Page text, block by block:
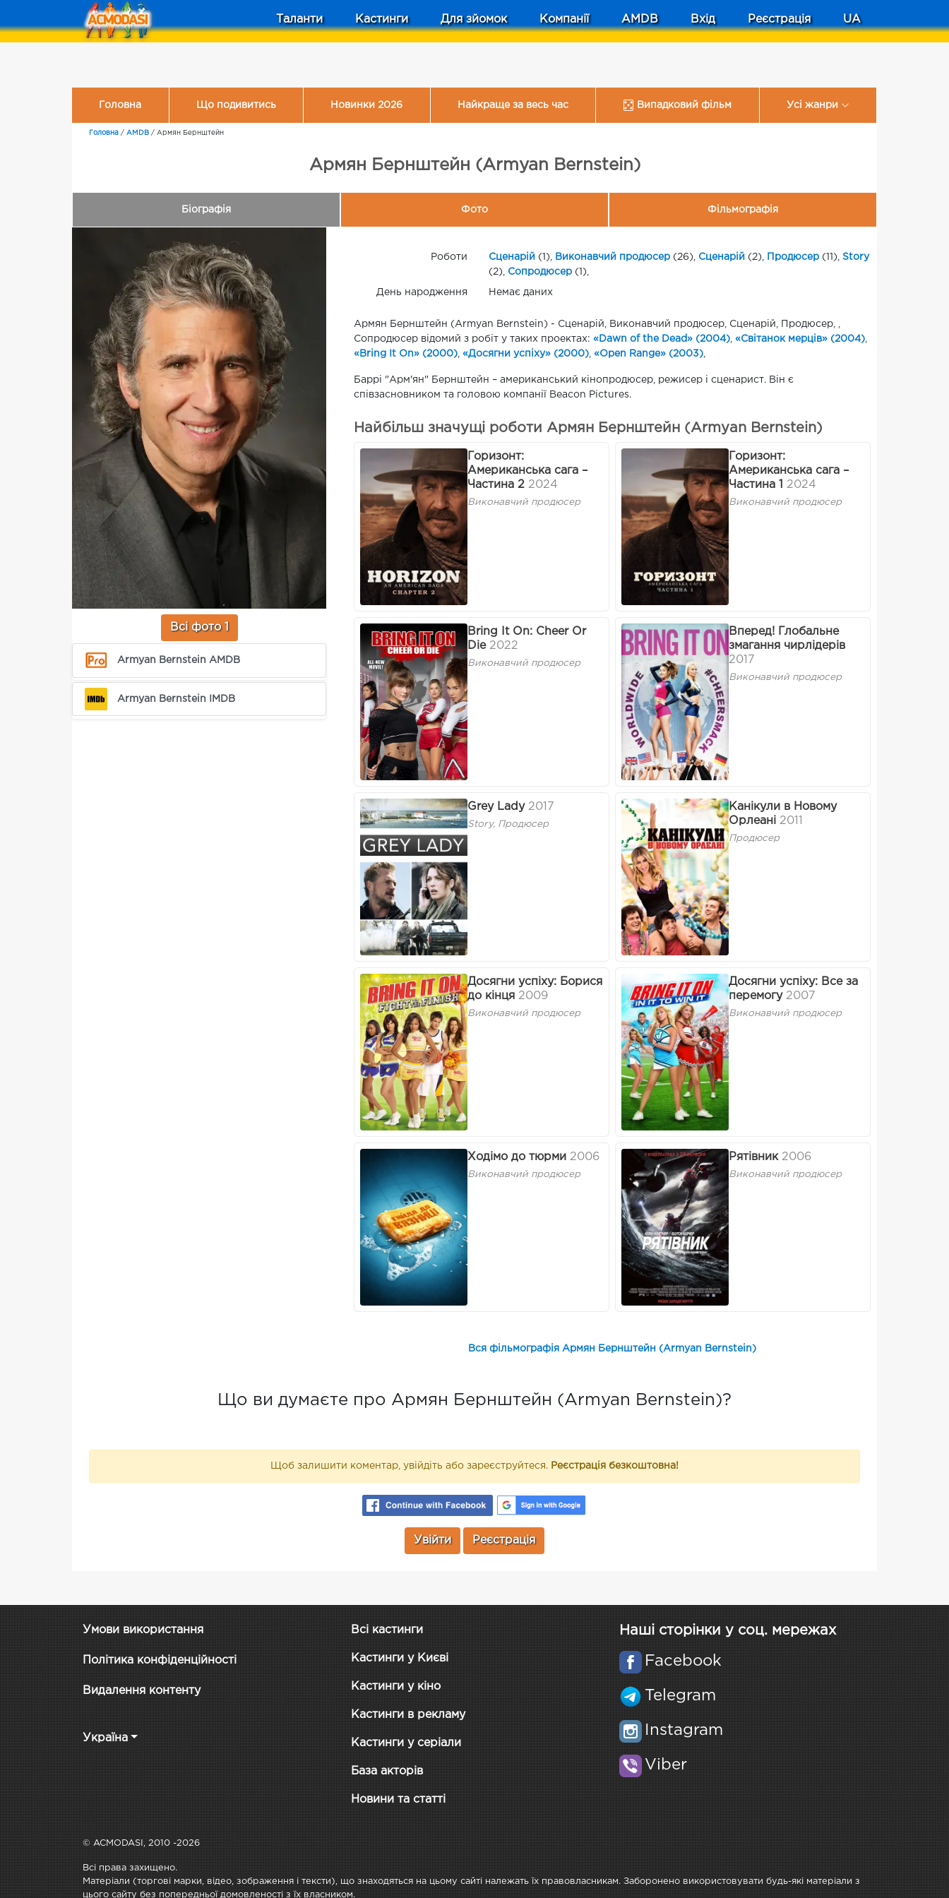
Таланти Кастинги Для зйомок Компанії AMDB Вхід Реєстрація UA
Головна Що подивитись Новинки 2026 Найкраще за весь час Випадковий фільм Усі жанри
Головна / AMDB / Армян Бернштейн
Армян Бернштейн (Armyan Bernstein)
Біографія Фото Фільмографія
Всі фото 1
Armyan Bernstein AMDB
Armyan Bernstein IMDB
Роботи Сценарій (1), Виконавчий продюсер(26), Сценарій (2), Продюсер(11), Story
(2),
Сопродюсер(1),
День народження Немає даних
Армян Бернштейн (Armyan Bernstein) - Сценарій, Виконавчий продюсер, Сценарій, Продюсер, ,
Сопродюсер відомий з робіт у таких проектах: «Dawn of the Dead» (2004) «Світанок мерців» (2004)
«Bring It On» (2000) «Досягни успіху» (2000) «Open Range» (2003)
Баррі "Арм'ян" Бернштейн – американський кінопродюсер, режисер і сценарист. Він є
співзасновником та головою компанії Beacon Pictures.
Найбільш значущі роботи Армян Бернштейн (Armyan Bernstein)
Горизонт:
Американська сага –
Частина 2 2024
Виконавчий продюсер
Горизонт:
Американська сага –
Частина 1
2024
Виконавчий продюсер
Bring It On: Cheer Or
Die 2022
Виконавчий продюсер
Вперед! Глобальне
змагання чирлідерів
2017
Виконавчий продюсер
Grey Lady 2017
Story, Продюсер
Канікули в Новому
Орлеані 2011
Продюсер
Досягни успіху: Борися
до кінця 2009
Виконавчий продюсер
Досягни успіху: Все за
перемогу 2007
Виконавчий продюсер
Ходімо до тюрми 2006
Виконавчий продюсер
Рятівник 2006
Виконавчий продюсер
Вся фільмографія Армян Бернштейн (Armyan Bernstein)
Що ви думаєте про Армян Бернштейн (Armyan Bernstein)?
Щоб залишити коментар, увійдіть або зареєструйтеся. Реєстрація безкоштовна!
Увійти Реєстрація
Умови використання
Політика конфіденційності
Видалення контенту
Україна
Всі кастинги
Кастинги у Києві
Кастинги у кіно
Кастинги в рекламу
Кастинги у серіали
База акторів
Новини та статті
Наші сторінки у соц. мережах
Facebook
Telegram
Instagram
Viber
© ACMODASI, 2010 -2026
Всі права захищено.
Матеріали (торгові марки, відео, зображення і тексти), що знаходяться на цьому сайті належать їх правовласникам. Заборонено використовувати будь-які матеріали з
цього сайту без попередньої домовленості з їх власником.